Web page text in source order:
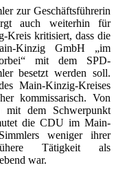
zur Geschäftsführerin
auch weiterhin für
kritisiert, dass die
Kinzig GmbH „im
mit dem SPD-
besetzt werden soll.
Main-Kinzig-Kreises
kommissarisch. Von
mit dem Schwerpunkt
die CDU im Main-
weniger ihrer
Tätigkeit als
war.